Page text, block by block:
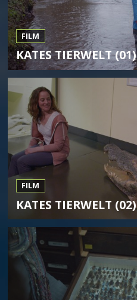
FILM
KATES TIERWELT (01)
FILM
KATES TIERWELT (02)